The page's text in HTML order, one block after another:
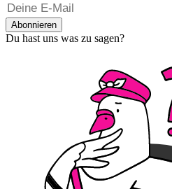
Abonnieren
Du hast uns was zu sagen?